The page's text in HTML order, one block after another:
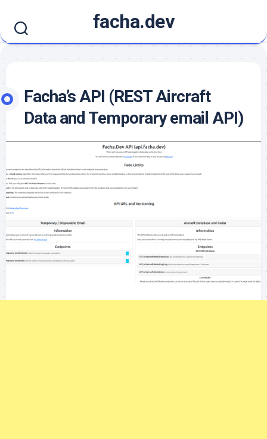
content
facha.dev
Facha’s API (REST Aircraft
Data and Temporary email API)